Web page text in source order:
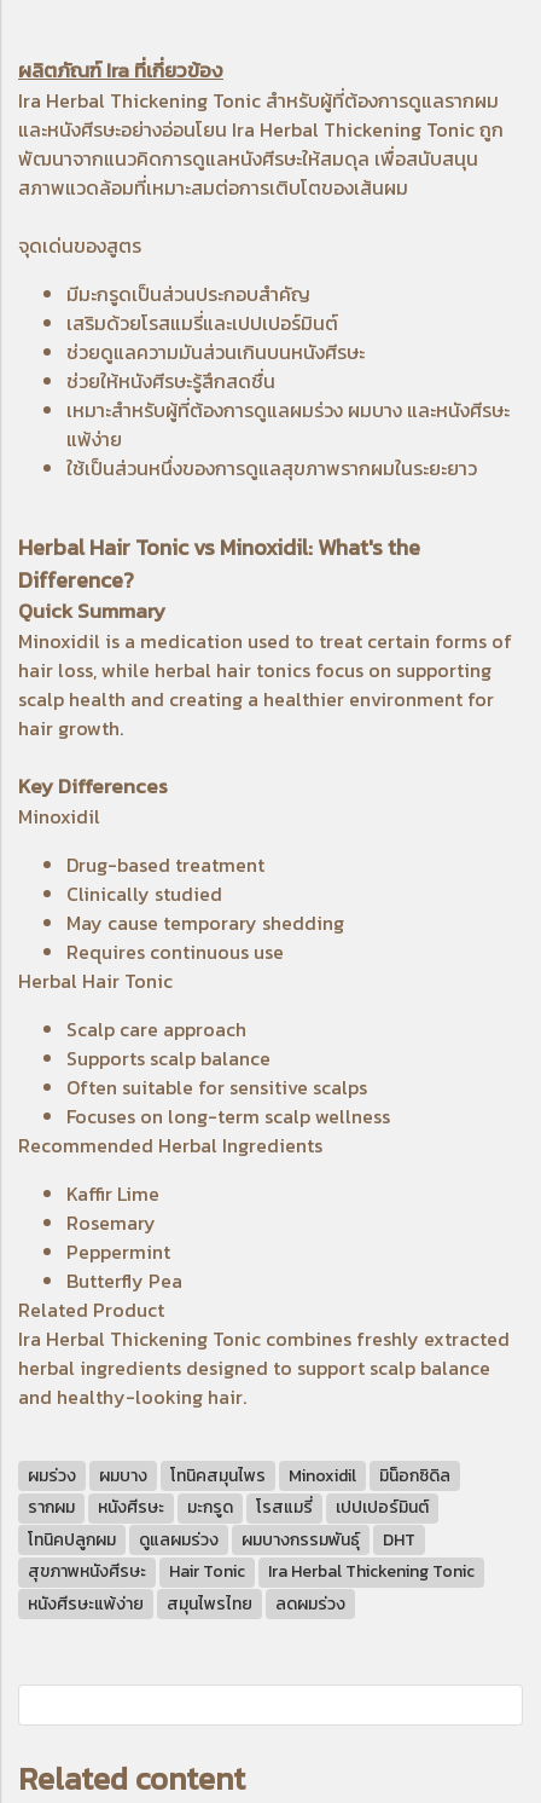
ผลิตภัณฑ์ Ira ที่เกี่ยวข้อง
Ira Herbal Thickening Tonic สำหรับผู้ที่ต้องการดูแลรากผม
และหนังศีรษะอย่างอ่อนโยน Ira Herbal Thickening Tonicถูก
พัฒนาจากแนวคิดการดูแลหนังศีรษะให้สมดุล เพื่อสนับสนุน
สภาพแวดล้อมที่เหมาะสมต่อการเติบโตของเส้นผม
จุดเด่นของสูตร
มีมะกรูดเป็นส่วนประกอบสำคัญ
เสริมด้วยโรสแมรี่และเปปเปอร์มินต์
ช่วยดูแลความมันส่วนเกินบนหนังศีรษะ
ช่วยให้หนังศีรษะรู้สึกสดชื่น
เหมาะสำหรับผู้ที่ต้องการดูแลผมร่วง ผมบาง และหนังศีรษะ
แพ้ง่าย
ใช้เป็นส่วนหนึ่งของการดูแลสุขภาพรากผมในระยะยาว
Herbal Hair Tonic vs Minoxidil: What's the
Difference?
Quick Summary
Minoxidil is a medication used to treat certain forms of
hair loss, while herbal hair tonics focus on supporting
scalp health and creating a healthier environment for
hair growth.
Key Differences
Minoxidil
Drug-based treatment
Clinically studied
May cause temporary shedding
Requires continuous use
Herbal Hair Tonic
Scalp care approach
Supports scalp balance
Often suitable for sensitive scalps
Focuses on long-term scalp wellness
Recommended Herbal Ingredients
Kaffir Lime
Rosemary
Peppermint
Butterfly Pea
Related Product
Ira Herbal Thickening Tonic combines freshly extracted
herbal ingredients designed to support scalp balance
and healthy-looking hair.
ผมร่วง ผมบาง โทนิคสมุนไพร Minoxidil
มิน็อกซิดิล
รากผม
หนังศีรษะ มะกรูด โรสแมรี่
เปปเปอร์มินต์
โทนิคปลูกผม
ดูแลผมร่วง ผมบางกรรมพันธุ์
DHT
สุขภาพหนังศีรษะ
Hair Tonic
Ira Herbal Thickening Tonic
หนังศีรษะแพ้ง่าย
สมุนไพรไทย ลดผมร่วง
Related content